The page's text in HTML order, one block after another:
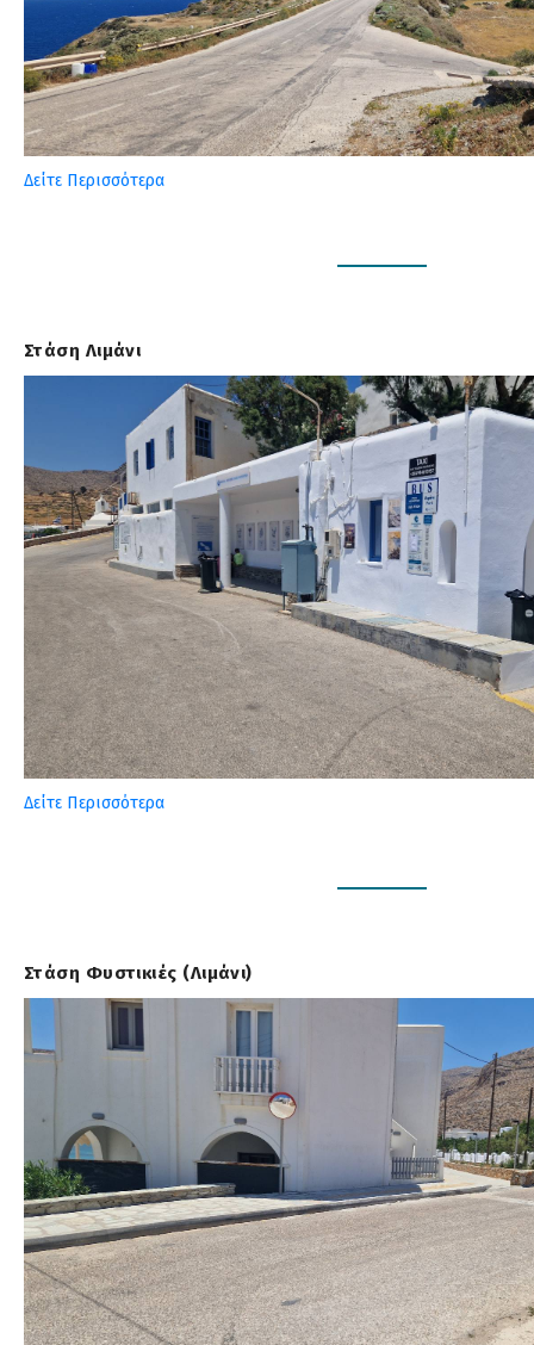
Δείτε Περισσότερα
Στάση Λιμάνι
Δείτε Περισσότερα
Στάση Φυστικιές (Λιμάνι)